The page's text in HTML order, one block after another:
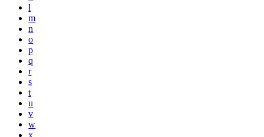
l
m
n
o
p
q
r
s
t
u
v
w